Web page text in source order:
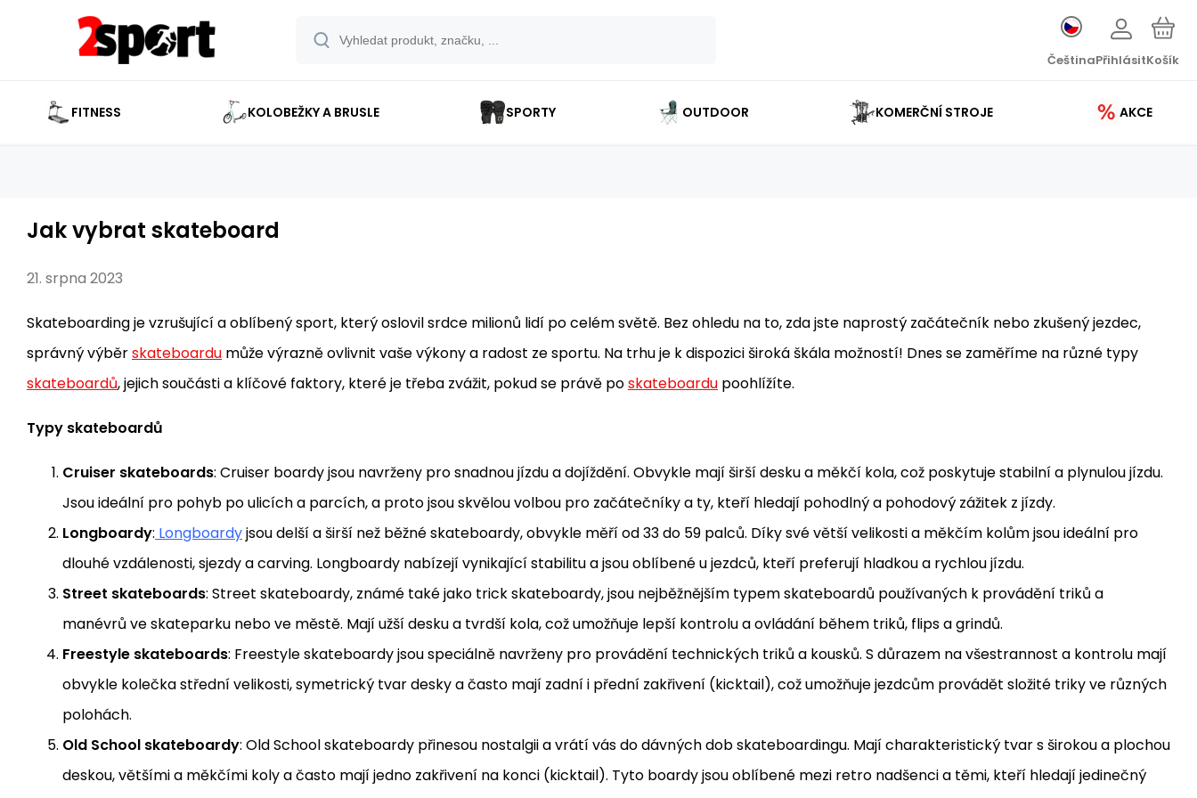
ČeštinaPřihlásitKošík
FITNESS KOLOBEŽKY A BRUSLE SPORTY OUTDOOR KOMERČNÍ STROJE AKCE
Jak vybrat skateboard
21. srpna 2023
Skateboarding je vzrušující a oblíbený sport, který oslovil srdce milionů lidí po celém světě. Bez ohledu na to, zda jste naprostý začátečník nebo zkušený jezdec,
správný výběrskateboardu může výrazně ovlivnit vaše výkony a radost ze sportu. Na trhu je k dispozici široká škála možností! Dnes se zaměříme na různé typy
skateboardů, jejich součásti a klíčové faktory, které je třeba zvážit, pokud se právě poskateboardu poohlížíte.
Typy skateboardů
Cruiser skateboards: Cruiser boardy jsou navrženy pro snadnou jízdu a dojíždění. Obvykle mají širší desku a měkčí kola, což poskytuje stabilní a plynulou jízdu.
Jsou ideální pro pohyb po ulicích a parcích, a proto jsou skvělou volbou pro začátečníky a ty, kteří hledají pohodlný a pohodový zážitek z jízdy.
Longboardy: Longboardyjsou delší a širší než běžné skateboardy, obvykle měří od 33 do 59 palců. Díky své větší velikosti a měkčím kolům jsou ideální pro
dlouhé vzdálenosti, sjezdy a carving. Longboardy nabízejí vynikající stabilitu a jsou oblíbené u jezdců, kteří preferují hladkou a rychlou jízdu.
Street skateboards: Street skateboardy, známé také jako trick skateboardy, jsou nejběžnějším typem skateboardů používaných k provádění triků a
manévrů ve skateparku nebo ve městě. Mají užší desku a tvrdší kola, což umožňuje lepší kontrolu a ovládání během triků, flips a grindů.
Freestyle skateboards: Freestyle skateboardy jsou speciálně navrženy pro provádění technických triků a kousků. S důrazem na všestrannost a kontrolu mají
obvykle kolečka střední velikosti, symetrický tvar desky a často mají zadní i přední zakřivení (kicktail), což umožňuje jezdcům provádět složité triky ve různých
polohách.
Old School skateboardy: Old School skateboardy přinesou nostalgii a vrátí vás do dávných dob skateboardingu. Mají charakteristický tvar s širokou a plochou
deskou, většími a měkčími koly a často mají jedno zakřivení na konci (kicktail). Tyto boardy jsou oblíbené mezi retro nadšenci a těmi, kteří hledají jedinečný